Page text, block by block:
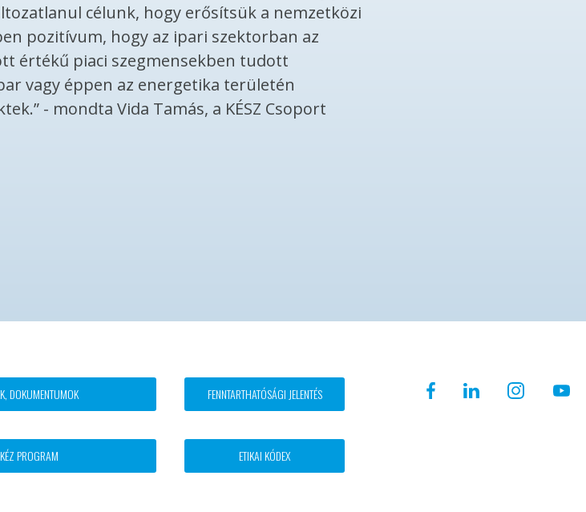
célunk, hogy erősítsük a nemzetközi
pozitívum, hogy az ipari szektorban az
értékű piaci szegmensekben tudott
vagy éppen az energetika területén
- mondta Vida Tamás, a KÉSZ Csoport
DOKUMENTUMOK FENNTARTHATÓSÁGI JELENTÉS
PROGRAM ETIKAI KÓDEX